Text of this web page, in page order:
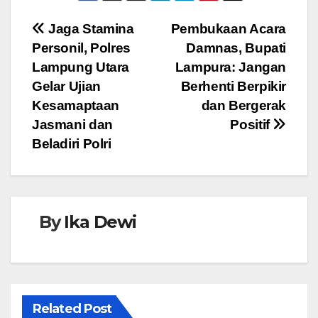
e
b
o
o
k
er s
A
p
Navigasi
pos
Pembukaan Acara
Damnas, Bupati
Lampura: Jangan
Berhenti Berpikir
dan Bergerak
Positif
Jaga Stamina
Personil, Polres
Lampung Utara
Gelar Ujian
Kesamaptaan
Jasmani dan
Beladiri Polri
ByIka Dewi
Related Post